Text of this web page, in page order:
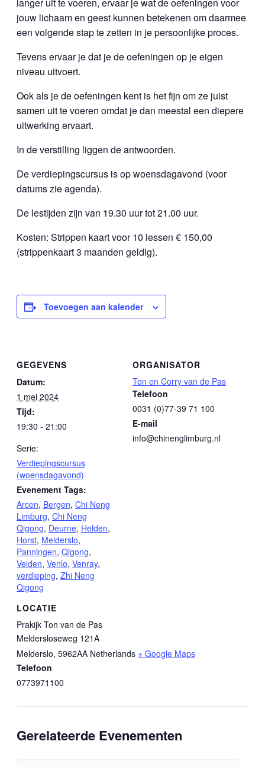
jouw lichaam en geest kunnen betekenen om daarmee
een volgende stap te zetten in je persoonlijke proces.
Tevens ervaar je dat je de oefeningen op je eigen
niveau uitvoert.
Ook als je de oefeningen kent is het fijn om ze juist
samen uit te voeren omdat je dan meestal een diepere
uitwerking ervaart.
In de verstilling liggen de antwoorden.
De verdiepingscursus is op woensdagavond (voor
datums zie agenda).
De lestijden zijn van 19.30 uur tot 21.00 uur.
Kosten: Strippen kaart voor 10 lessen € 150,00
(strippenkaart 3 maanden geldig).
Toevoegen aan kalender
GEGEVENS
Datum:
1 mei 2024
Tijd:
19:30 - 21:00
Serie:
Verdiepingscursus
(woensdagavond)
Evenement Tags:
Arcen, Bergen, Chi Neng
Limburg, Chi Neng
Qigong, Deurne, Helden,
Horst, Melderslo,
Panningen, Qigong,
Velden, Venlo, Venray,
verdieping, Zhi Neng
Qigong
LOCATIE
Prakijk Ton van de Pas
Meldersloseweg 121A
Melderslo, 5962AA Netherlands + Google Maps
Telefoon
0773971100
ORGANISATOR
Ton en Corry van de Pas
Telefoon
0031 (0)77-39 71 100
E-mail
info@chinenglimburg.nl
Gerelateerde Evenementen